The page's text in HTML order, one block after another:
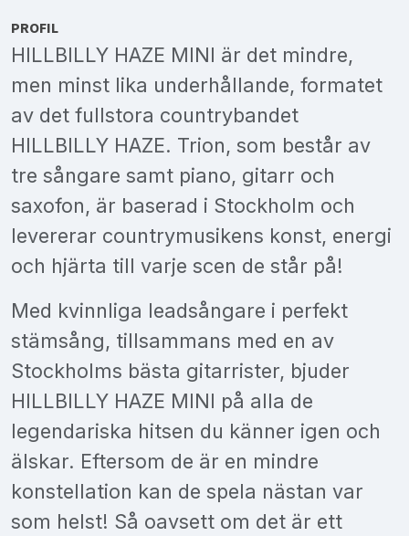
PROFIL
HILLBILLY HAZE MINI är det mindre,
men minst lika underhållande, formatet
av det fullstora countrybandet
HILLBILLY HAZE. Trion, som består av
tre sångare samt piano, gitarr och
saxofon, är baserad i Stockholm och
levererar countrymusikens konst, energi
och hjärta till varje scen de står på!
Med kvinnliga leadsångare i perfekt
stämsång, tillsammans med en av
Stockholms bästa gitarrister, bjuder
HILLBILLY HAZE MINI på alla de
legendariska hitsen du känner igen och
älskar. Eftersom de är en mindre
konstellation kan de spela nästan var
som helst! Så oavsett om det är ett